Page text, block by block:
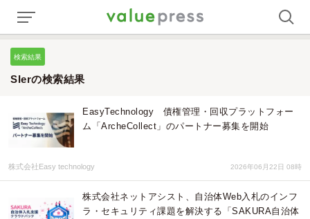
検索結果
SIerの検索結果
EasyTechnology 債権管理・回収プラットフォー
ム「ArcheCollect」のパートナー募集を開始
株式会社Easy technology 2026年06月22日 08時
株式会社ネットアシスト、自治体Web入札のインフ
ラ・セキュリティ課題を解決する「SAKURA自治体